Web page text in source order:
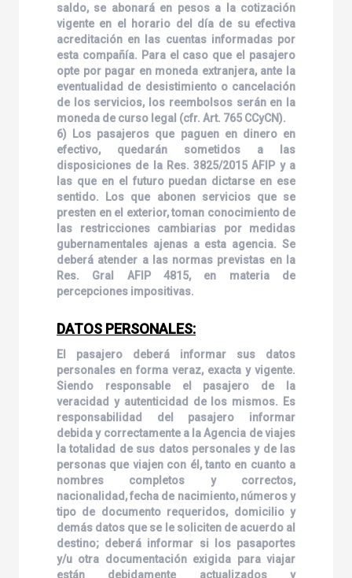
saldo, se abonará en pesos a la cotización
vigente en el horario del día de su efectiva
acreditación en las cuentas informadas por
esta compañía. Para el caso que el pasajero
opte por pagar en moneda extranjera, ante la
eventualidad de desistimiento o cancelación
de los servicios, los reembolsos serán en la
moneda de curso legal (cfr. Art. 765 CCyCN).
6) Los pasajeros que paguen en dinero en
efectivo, quedarán sometidos a las
disposiciones de la Res. 3825/2015 AFIP y a
las que en el futuro puedan dictarse en ese
sentido. Los que abonen servicios que se
presten en el exterior, toman conocimiento de
las restricciones cambiarias por medidas
gubernamentales ajenas a esta agencia. Se
deberá atender a las normas previstas en la
Res. Gral AFIP 4815, en materia de
percepciones impositivas.
DATOS PERSONALES:
El pasajero deberá informar sus datos
personales en forma veraz, exacta y vigente.
Siendo responsable el pasajero de la
veracidad y autenticidad de los mismos. Es
responsabilidad del pasajero informar
debida y correctamente a la Agencia de viajes
la totalidad de sus datos personales y de las
personas que viajen con él, tanto en cuanto a
nombres completos y correctos,
nacionalidad, fecha de nacimiento, números y
tipo de documento requeridos, domicilio y
demás datos que se le soliciten de acuerdo al
destino; deberá informar si los pasaportes
y/u otra documentación exigida para viajar
están debidamente actualizados y